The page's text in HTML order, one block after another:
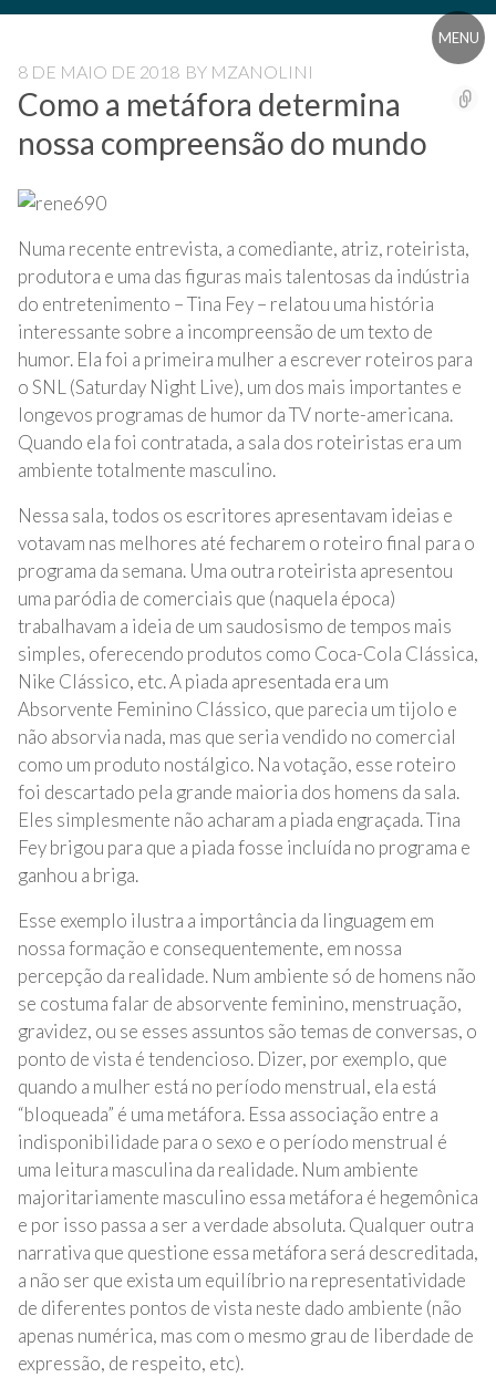
Pular
conteúdo
Blog
Livre
Pampédia
Universidade
Livre
Pampédia
MENU
8 DE MAIO DE 2018 BY MZANOLINI
Como a metáfora determina
nossa compreensão do mundo
Numa recente entrevista, a comediante, atriz, roteirista,
produtora e uma das figuras mais talentosas da indústria
do entretenimento – Tina Fey – relatou uma história
interessante sobre a incompreensão de um texto de
humor. Ela foi a primeira mulher a escrever roteiros para
o SNL (Saturday Night Live), um dos mais importantes e
longevos programas de humor da TV norte-americana.
Quando ela foi contratada, a sala dos roteiristas era um
ambiente totalmente masculino.
Nessa sala, todos os escritores apresentavam ideias e
votavam nas melhores até fecharem o roteiro final para o
programa da semana. Uma outra roteirista apresentou
uma paródia de comerciais que (naquela época)
trabalhavam a ideia de um saudosismo de tempos mais
simples, oferecendo produtos como Coca-Cola Clássica,
Nike Clássico, etc. A piada apresentada era um
Absorvente Feminino Clássico, que parecia um tijolo e
não absorvia nada, mas que seria vendido no comercial
como um produto nostálgico. Na votação, esse roteiro
foi descartado pela grande maioria dos homens da sala.
Eles simplesmente não acharam a piada engraçada. Tina
Fey brigou para que a piada fosse incluída no programa e
ganhou a briga.
Esse exemplo ilustra a importância da linguagem em
nossa formação e consequentemente, em nossa
percepção da realidade. Num ambiente só de homens não
se costuma falar de absorvente feminino, menstruação,
gravidez, ou se esses assuntos são temas de conversas, o
ponto de vista é tendencioso. Dizer, por exemplo, que
quando a mulher está no período menstrual, ela está
“bloqueada” é uma metáfora. Essa associação entre a
indisponibilidade para o sexo e o período menstrual é
uma leitura masculina da realidade. Num ambiente
majoritariamente masculino essa metáfora é hegemônica
e por isso passa a ser a verdade absoluta. Qualquer outra
narrativa que questione essa metáfora será descreditada,
a não ser que exista um equilíbrio na representatividade
de diferentes pontos de vista neste dado ambiente (não
apenas numérica, mas com o mesmo grau de liberdade de
expressão, de respeito, etc).